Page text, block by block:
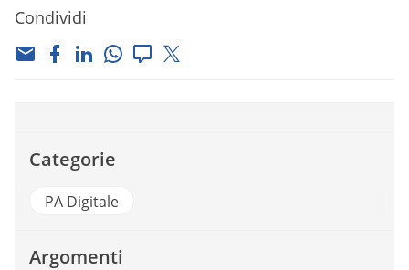
Condividi
Categorie
PA Digitale
Argomenti